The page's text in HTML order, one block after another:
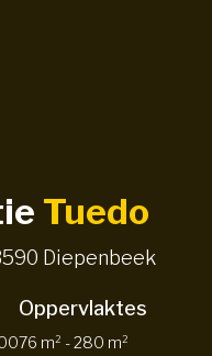
Tuedo
Diepenbeek
Oppervlaktes
76 m² - 280 m²